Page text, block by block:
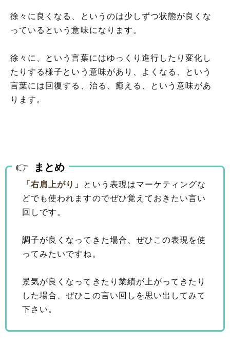
徐々に良くなる、というのは少しずつ状態が良くな
っているという意味になります。
徐々に、という言葉にはゆっくり進行したり変化し
たりする様子という意味があり、よくなる、という
言葉には回復する、治る、癒える、という意味があ
ります。
まとめ
「右肩上がり」 という表現はマーケティングな
どでも使われますのでぜひ覚えておきたい言い
回しです。
調子が良くなってきた場合、ぜひこの表現を使
ってみたいですね。
景気が良くなってきたり業績が上がってきたり
した場合、ぜひこの言い回しを思い出してみて
下さい。